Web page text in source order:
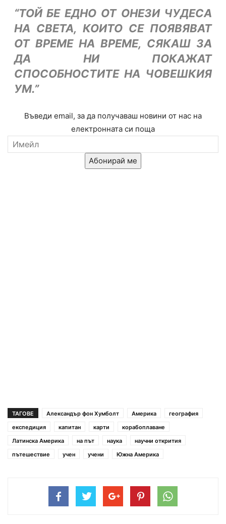
“ТОЙ БЕ ЕДНО ОТ ОНЕЗИ ЧУДЕСА
НА СВЕТА, КОИТО СЕ ПОЯВЯВАТ
ОТ ВРЕМЕ НА ВРЕМЕ, СЯКАШ ЗА
ДА НИ ПОКАЖАТ
СПОСОБНОСТИТЕ НА ЧОВЕШКИЯ
УМ.”
Въведи email, за да получаваш новини от нас на
електронната си поща
Абонирай ме
ТАГОВЕ Александър фон Хумболт Америка
география
експедиция
капитан карти
корабоплаване
Латинска Америка
на път наука
научни открития
пътешествие
учен учени Южна Америка